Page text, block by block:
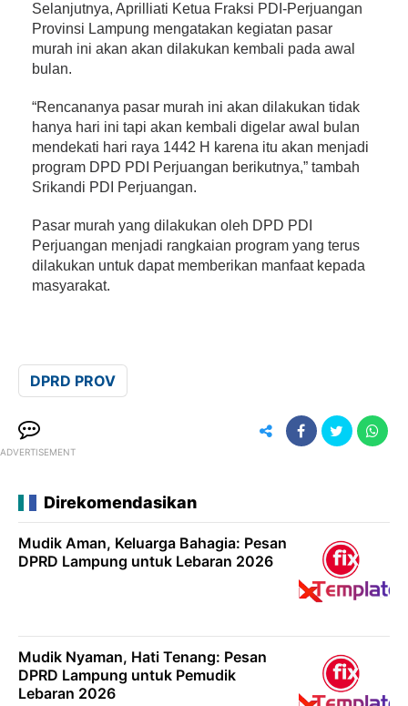
Selanjutnya, Aprilliati Ketua Fraksi PDI-Perjuangan
Provinsi Lampung mengatakan kegiatan pasar
murah ini akan akan dilakukan kembali pada awal
bulan.
“Rencananya pasar murah ini akan dilakukan tidak
hanya hari ini tapi akan kembali digelar awal bulan
mendekati hari raya 1442 H karena itu akan menjadi
program DPD PDI Perjuangan berikutnya,” tambah
Srikandi PDI Perjuangan.
Pasar murah yang dilakukan oleh DPD PDI
Perjuangan menjadi rangkaian program yang terus
dilakukan untuk dapat memberikan manfaat kepada
masyarakat.
DPRD PROV
ADVERTISEMENT
Direkomendasikan
Mudik Aman, Keluarga Bahagia: Pesan
DPRD Lampung untuk Lebaran 2026
Mudik Nyaman, Hati Tenang: Pesan
DPRD Lampung untuk Pemudik
Lebaran 2026